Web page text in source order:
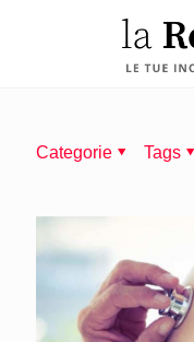
Categorie Tags